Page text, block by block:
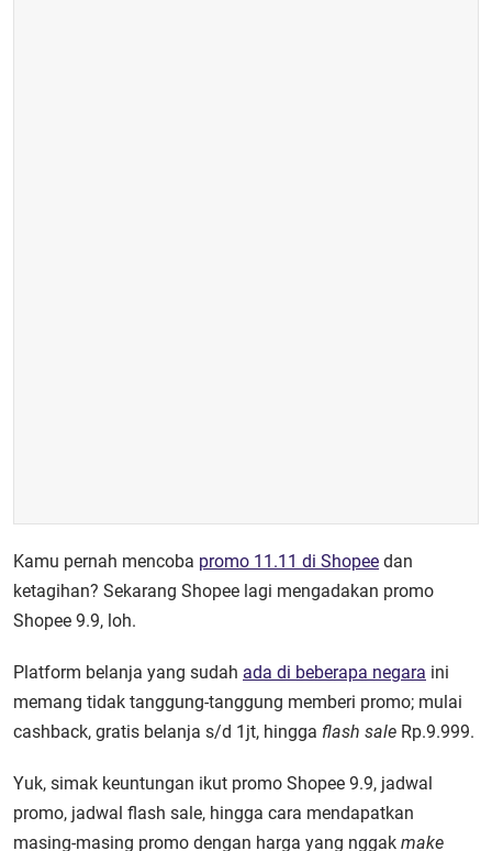
Kamu pernah mencoba promo 11.11 di Shopee dan
ketagihan? Sekarang Shopee lagi mengadakan promo
Shopee 9.9, loh.
Platform belanja yang sudah ada di beberapa negara ini
memang tidak tanggung-tanggung memberi promo; mulai
cashback, gratis belanja s/d 1jt, hingga flash sale Rp.9.999.
Yuk, simak keuntungan ikut promo Shopee 9.9, jadwal
promo, jadwal flash sale, hingga cara mendapatkan
masing-masing promo dengan harga yang nggak make